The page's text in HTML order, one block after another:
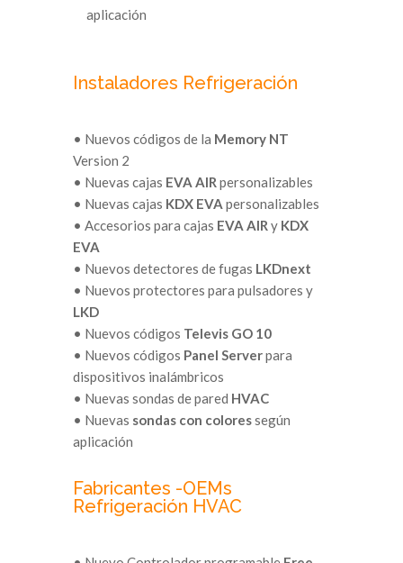
aplicación
Instaladores Refrigeración
• Nuevos códigos de la Memory NT
Version 2
• Nuevas cajas EVA AIR personalizables
• Nuevas cajas KDX EVA personalizables
• Accesorios para cajas EVA AIR y KDX
EVA
• Nuevos detectores de fugas LKDnext
• Nuevos protectores para pulsadores y
LKD
• Nuevos códigos Televis GO 10
• Nuevos códigos Panel Serverpara
dispositivos inalámbricos
• Nuevas sondas de pared HVAC
• Nuevas sondas con coloressegún
aplicación
Fabricantes -OEMs
Refrigeración HVAC